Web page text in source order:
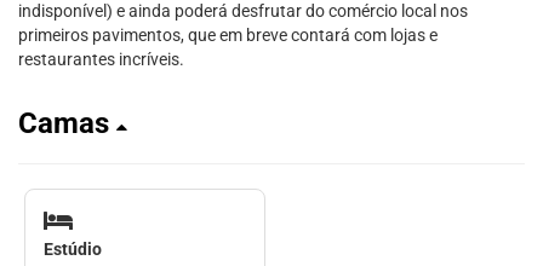
indisponível) e ainda poderá desfrutar do comércio local nos
primeiros pavimentos, que em breve contará com lojas e
restaurantes incríveis.
Camas
Estúdio